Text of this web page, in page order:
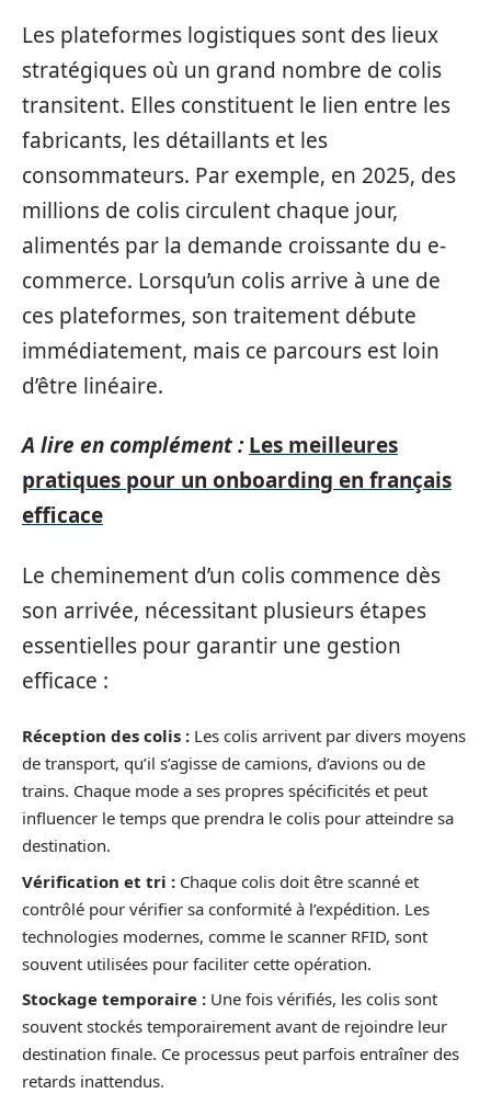
Les plateformes logistiques sont des lieux
stratégiques où un grand nombre de colis
transitent. Elles constituent le lien entre les
fabricants, les détaillants et les
consommateurs. Par exemple, en 2025, des
millions de colis circulent chaque jour,
alimentés par la demande croissante du e-
commerce. Lorsqu’un colis arrive à une de
ces plateformes, son traitement débute
immédiatement, mais ce parcours est loin
d’être linéaire.
A lire en complément : Les meilleures
pratiques pour un onboarding en français
efficace
Le cheminement d’un colis commence dès
son arrivée, nécessitant plusieurs étapes
essentielles pour garantir une gestion
efficace :
Réception des colis : Les colis arrivent par divers moyens
de transport, qu’il s’agisse de camions, d’avions ou de
trains. Chaque mode a ses propres spécificités et peut
influencer le temps que prendra le colis pour atteindre sa
destination.
Vérification et tri : Chaque colis doit être scanné et
contrôlé pour vérifier sa conformité à l’expédition. Les
technologies modernes, comme le scanner RFID, sont
souvent utilisées pour faciliter cette opération.
Stockage temporaire : Une fois vérifiés, les colis sont
souvent stockés temporairement avant de rejoindre leur
destination finale. Ce processus peut parfois entraîner des
retards inattendus.